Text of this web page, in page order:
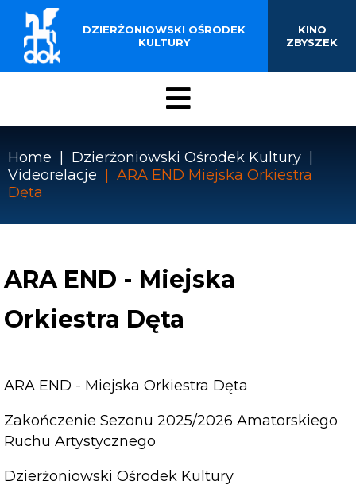
Przejdź
treści
Menu
DOK
BUDYNKU KINOTEATRU
„ZBYSZEK” W
DZIERŻONIOWIE
DZIERŻONIOWSKI OŚRODEK
KULTURY
KINO
ZBYSZEK
Ścieżka
nawigacyjna
Home
Dzierżoniowski Ośrodek Kultury
Videorelacje
ARA END Miejska Orkiestra
Dęta
ARA END - Miejska
Orkiestra Dęta
ARA END - Miejska Orkiestra Dęta
Zakończenie Sezonu 2025/2026 Amatorskiego
Ruchu Artystycznego
Dzierżoniowski Ośrodek Kultury